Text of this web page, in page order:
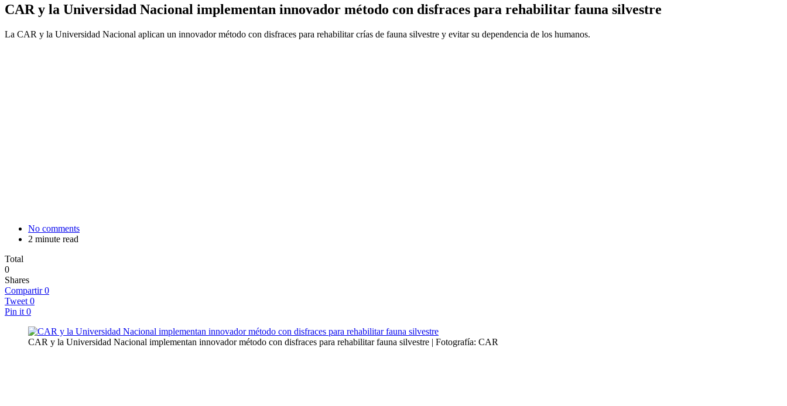
CAR y la Universidad Nacional implementan innovador método con disfraces para rehabilitar fauna silvestre
La CAR y la Universidad Nacional aplican un innovador método con disfraces para rehabilitar crías de fauna silvestre y evitar su dependencia de los humanos.
No comments
2 minute read
Total
0
Shares
Compartir 0
Tweet 0
Pin it 0
CAR y la Universidad Nacional implementan innovador método con disfraces para rehabilitar fauna silvestre | Fotografía: CAR